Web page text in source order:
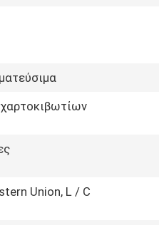
Union, L / C